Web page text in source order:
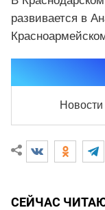
развивается в
Новости
СЕЙЧАС